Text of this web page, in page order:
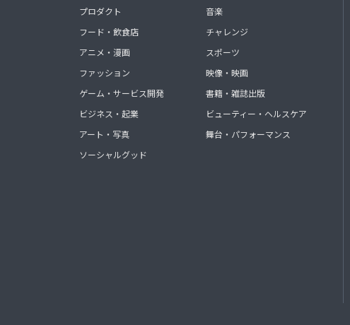
プロダクト
フード・飲食店
アニメ・漫画
ファッション
ゲーム・サービス開発
ビジネス・起業
アート・写真
ソーシャルグッド
音楽
チャレンジ
スポーツ
映像・映画
書籍・雑誌出版
ビューティー・ヘルスケア
舞台・パフォーマンス